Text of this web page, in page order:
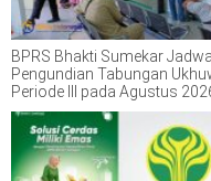
BPRS Bhakti Sumekar
Pengundian Tabungan
Periode III pada Agustus